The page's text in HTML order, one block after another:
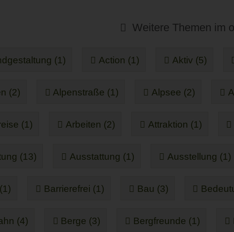
Weitere Themen im
(1) Action (1) Aktiv (5)
(2) Alpenstraße (1) Alpsee (2)
(1) Arbeiten (2) Attraktion (1)
(13) Ausstattung (1) Ausstellung (1)
Barrierefrei (1) Bau (3)
(4) Berge (3) Bergfreunde (1)